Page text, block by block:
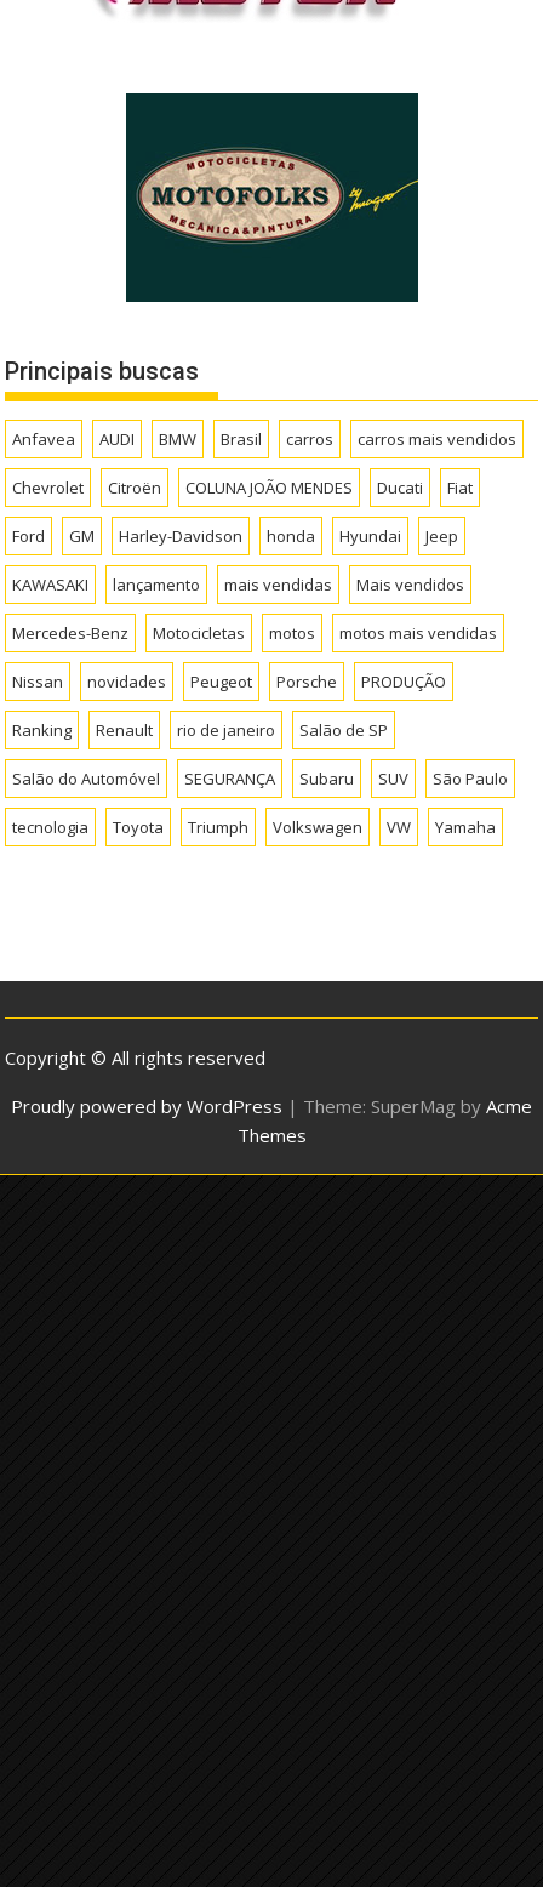
Principais buscas
Anfavea AUDI BMW Brasil carros carros mais vendidos
Chevrolet Citroën COLUNA JOÃO MENDES Ducati Fiat
Ford GM Harley-Davidson honda Hyundai Jeep
KAWASAKI lançamento mais vendidas Mais vendidos
Mercedes-Benz Motocicletas motos motos mais vendidas
Nissan novidades Peugeot Porsche PRODUÇÃO
Ranking Renault rio de janeiro Salão de SP
Salão do Automóvel SEGURANÇA Subaru SUV São Paulo
tecnologia Toyota Triumph Volkswagen VW Yamaha
Copyright © All rights reserved
Proudly powered by WordPress | Theme: SuperMag by Acme
Themes